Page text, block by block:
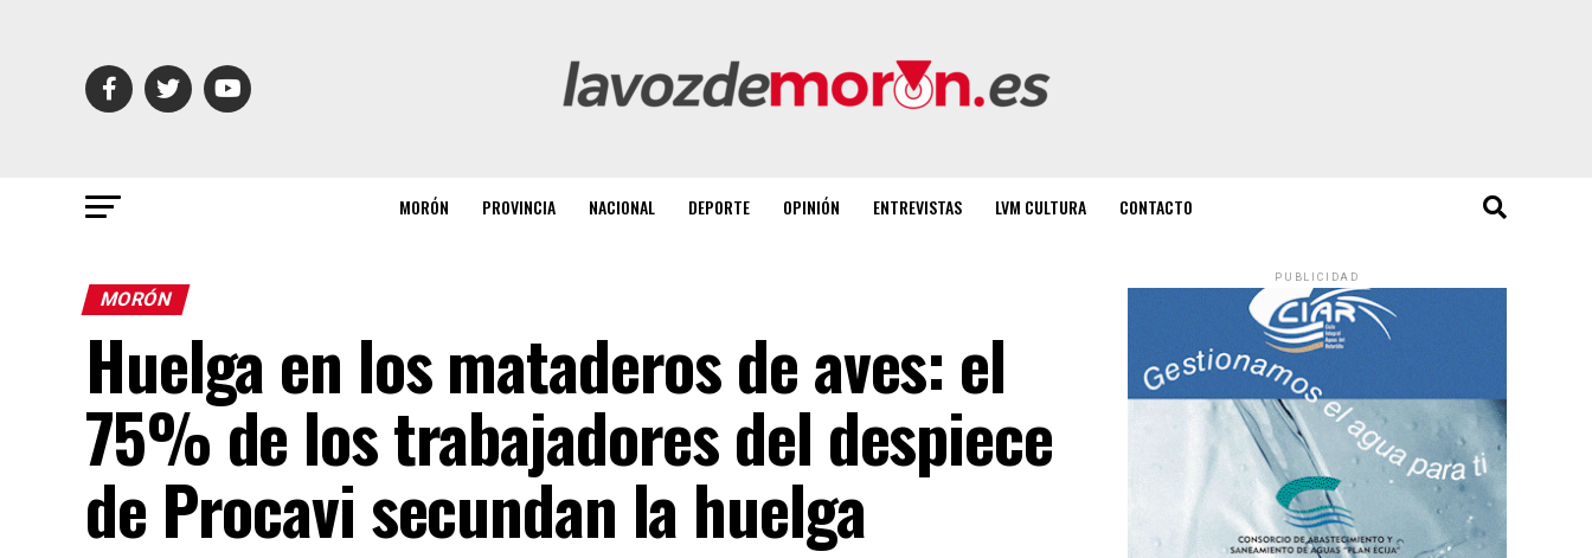
MORÓN PROVINCIA NACIONAL DEPORTE OPINIÓN ENTREVISTAS LVM CULTURA CONTACTO
MORÓN
Huelga en los mataderos de aves: el
75% de los trabajadores del despiece
de Procavi secundan la huelga
PUBLICIDAD